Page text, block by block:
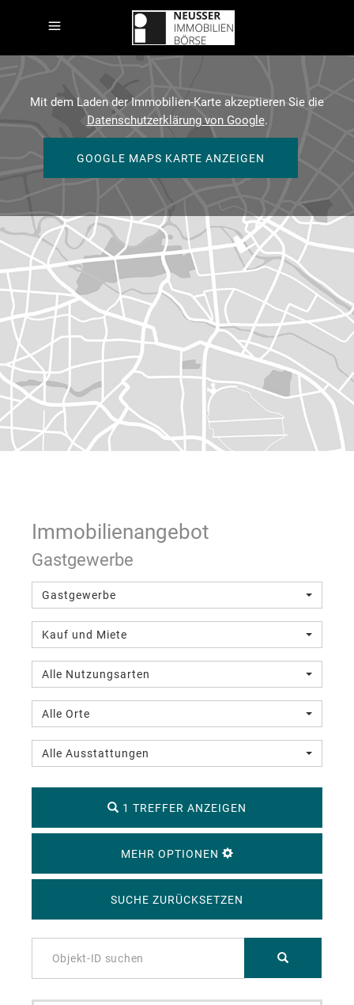
Mit dem Laden der Immobilien-Karte akzeptieren Sie die
Datenschutzerklärung von Google.
GOOGLE MAPS KARTE ANZEIGEN
Immobilien­angebot
Gastgewerbe
Gastgewerbe
Kauf und Miete
Alle Nutzungsarten
Alle Orte
Alle Ausstattungen
1 TREFFER ANZEIGEN
MEHR OPTIONEN
SUCHE ZURÜCKSETZEN